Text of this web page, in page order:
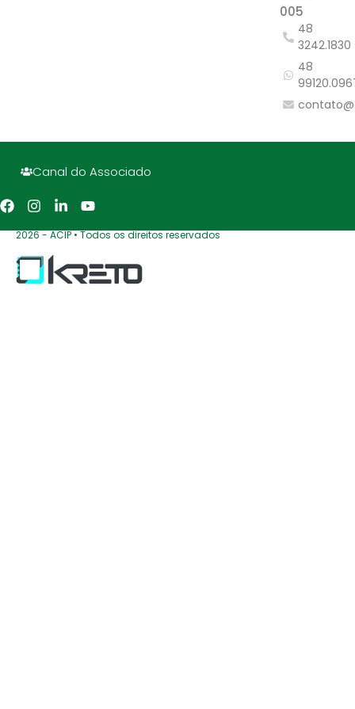
005
48
3242.1830
48
Canal do Associado
2026 - ACIP • Todos os direitos reservados